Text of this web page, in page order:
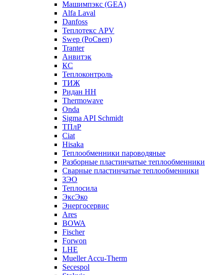
Машимпэкс (GEA)
Alfa Laval
Danfoss
Теплотекс APV
Swep (РоСвеп)
Tranter
Анвитэк
КС
Теплоконтроль
ТИЖ
Ридан НН
Thermowave
Onda
Sigma API Schmidt
ТПлР
Ciat
Hisaka
Теплообменники пароводяные
Разборные пластинчатые теплообменники
Сварные пластинчатые теплообменники
ЗЭО
Теплосила
ЭксЭко
Энергосервис
Ares
BOWA
Fischer
Forwon
LHE
Mueller Accu-Therm
Secespol